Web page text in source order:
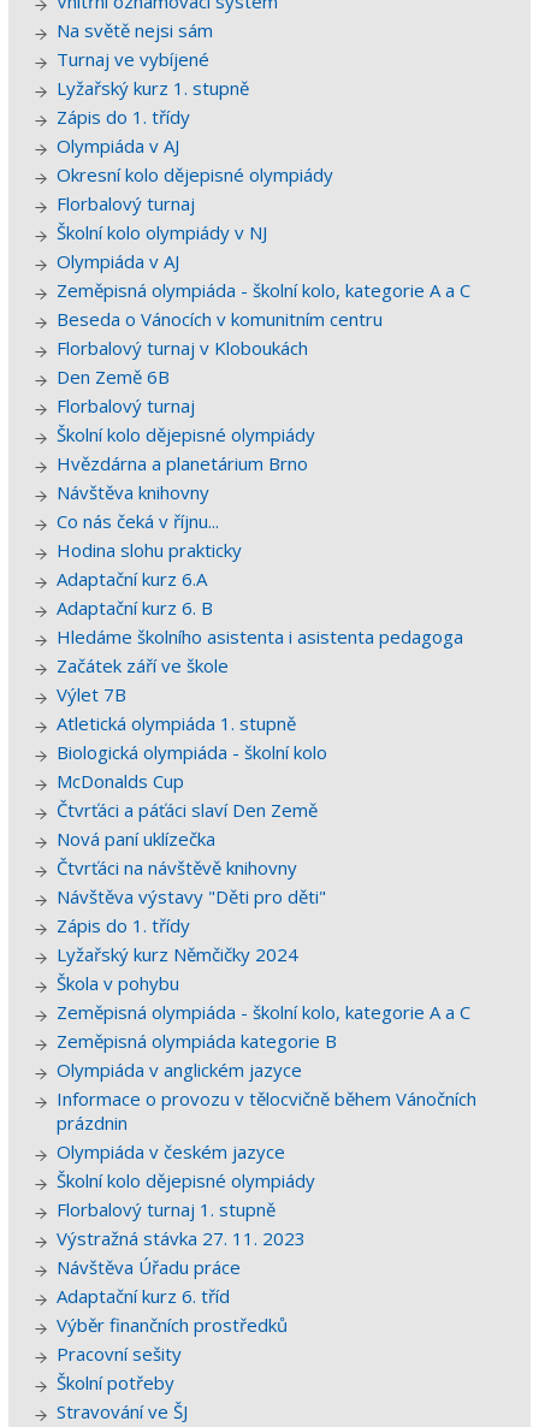
Na světě nejsi sám
Turnaj ve vybíjené
Lyžařský kurz 1. stupně
Zápis do 1. třídy
Olympiáda v AJ
Okresní kolo dějepisné olympiády
Florbalový turnaj
Školní kolo olympiády v NJ
Olympiáda v AJ
Zeměpisná olympiáda - školní kolo, kategorie A a C
Beseda o Vánocích v komunitním centru
Florbalový turnaj v Kloboukách
Den Země 6B
Florbalový turnaj
Školní kolo dějepisné olympiády
Hvězdárna a planetárium Brno
Návštěva knihovny
Co nás čeká v říjnu...
Hodina slohu prakticky
Adaptační kurz 6.A
Adaptační kurz 6. B
Hledáme školního asistenta i asistenta pedagoga
Začátek září ve škole
Výlet 7B
Atletická olympiáda 1. stupně
Biologická olympiáda - školní kolo
McDonalds Cup
Čtvrťáci a páťáci slaví Den Země
Nová paní uklízečka
Čtvrťáci na návštěvě knihovny
Návštěva výstavy "Děti pro děti"
Zápis do 1. třídy
Lyžařský kurz Němčičky 2024
Škola v pohybu
Zeměpisná olympiáda - školní kolo, kategorie A a C
Zeměpisná olympiáda kategorie B
Olympiáda v anglickém jazyce
Informace o provozu v tělocvičně během Vánočních
prázdnin
Olympiáda v českém jazyce
Školní kolo dějepisné olympiády
Florbalový turnaj 1. stupně
Výstražná stávka 27. 11. 2023
Návštěva Úřadu práce
Adaptační kurz 6. tříd
Výběr finančních prostředků
Pracovní sešity
Školní potřeby
Stravování ve ŠJ